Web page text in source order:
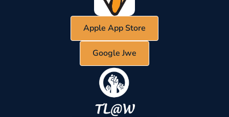
Apple App Store
Google Jwe